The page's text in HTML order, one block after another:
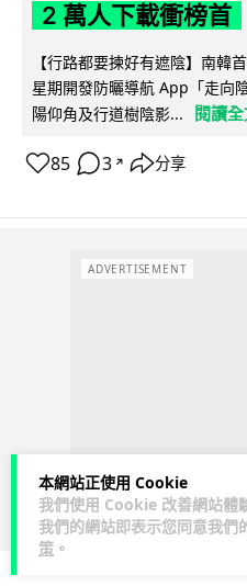
本網站正使用 Cookie
我們使用 Cookie 改善網站體
我們的網站即表示您同意我們
策 。
2 萬人下載衝榜首
【行路都要揀好有遮陰】南韓
星期開發防曬導航 App「走向
陽仰角及行道樹陰影...
閱讀
85 3 ↗ 分享
ADVERTISEMENT